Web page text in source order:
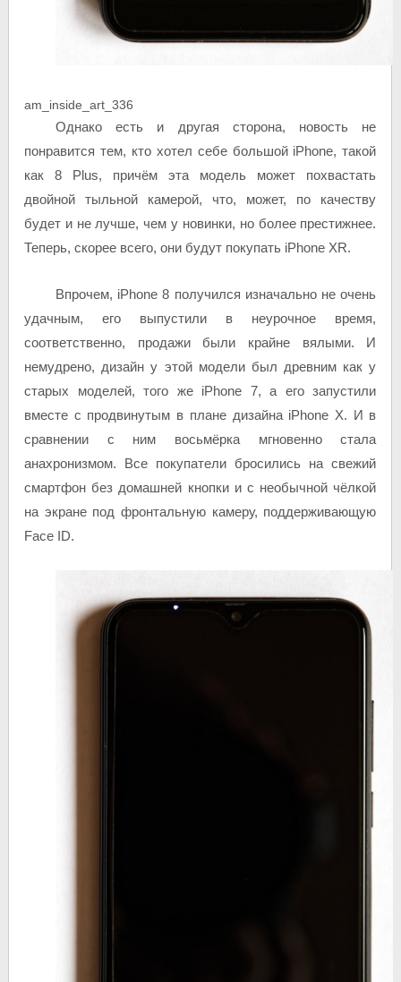
am_inside_art_336
Однако есть и другая сторона, новость не
понравится тем, кто хотел себе большой iPhone, такой
как 8 Plus, причём эта модель может похвастать
двойной тыльной камерой, что, может, по качеству
будет и не лучше, чем у новинки, но более престижнее.
Теперь, скорее всего, они будут покупать iPhone XR.
Впрочем, iPhone 8 получился изначально не очень
удачным, его выпустили в неурочное время,
соответственно, продажи были крайне вялыми. И
немудрено, дизайн у этой модели был древним как у
старых моделей, того же iPhone 7, а его запустили
вместе с продвинутым в плане дизайна iPhone X. И в
сравнении с ним восьмёрка мгновенно стала
анахронизмом. Все покупатели бросились на свежий
смартфон без домашней кнопки и с необычной чёлкой
на экране под фронтальную камеру, поддерживающую
Face ID.